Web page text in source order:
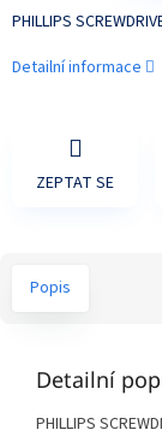
PHILLIPS
Detailní informace
ZEPTAT SE
Popis
Detailní
PHILLIPS